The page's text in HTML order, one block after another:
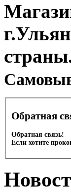
Обратная
Обратная связь!
Если хотите